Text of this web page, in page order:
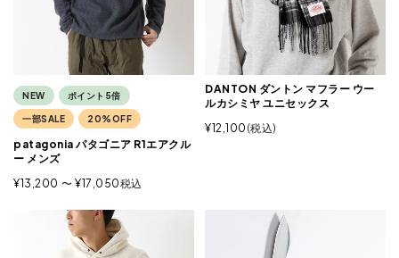
NEW ポイント5倍
一部SALE 20%OFF
patagonia パタゴニア R1エアクル
ー メンズ
¥13,200 〜 ¥17,050税込
DANTON ダントン マフラー ウー
ルカシミヤ ユニセックス
¥12,100 税込